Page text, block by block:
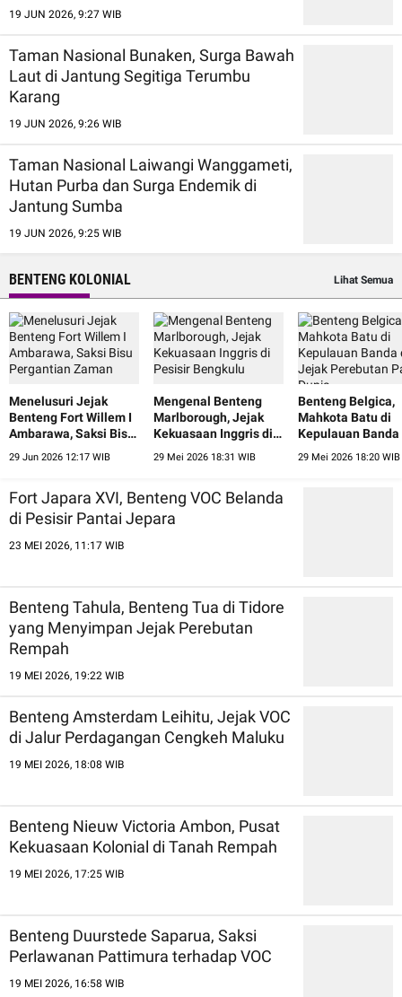
19 JUN 2026, 9:27 WIB
Taman Nasional Bunaken, Surga Bawah
Laut di Jantung Segitiga Terumbu
Karang
19 JUN 2026, 9:26 WIB
Taman Nasional Laiwangi Wanggameti,
Hutan Purba dan Surga Endemik di
Jantung Sumba
19 JUN 2026, 9:25 WIB
BENTENG KOLONIAL Lihat Semua
Menelusuri Jejak
Benteng Fort Willem I
Ambarawa, Saksi Bisu
Pergantian Zaman
29 Jun 2026 12:17 WIB
Mengenal Benteng
Marlborough, Jejak
Kekuasaan Inggris di
Pesisir Bengkulu
29 Mei 2026 18:31 WIB
Benteng Belgica,
Mahkota Batu di
Kepulauan Banda
Jejak Perebutan
29 Mei 2026 18:20 WIB
Fort Japara XVI, Benteng VOC Belanda
di Pesisir Pantai Jepara
23 MEI 2026, 11:17 WIB
Benteng Tahula, Benteng Tua di Tidore
yang Menyimpan Jejak Perebutan
Rempah
19 MEI 2026, 19:22 WIB
Benteng Amsterdam Leihitu, Jejak VOC
di Jalur Perdagangan Cengkeh Maluku
19 MEI 2026, 18:08 WIB
Benteng Nieuw Victoria Ambon, Pusat
Kekuasaan Kolonial di Tanah Rempah
19 MEI 2026, 17:25 WIB
Benteng Duurstede Saparua, Saksi
Perlawanan Pattimura terhadap VOC
19 MEI 2026, 16:58 WIB